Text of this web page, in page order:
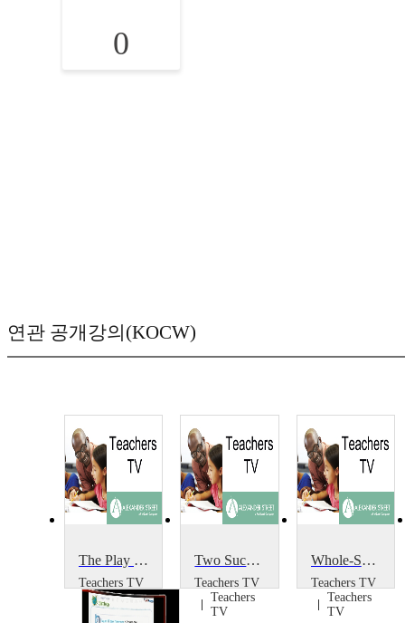
0
연관 공개강의(KOCW)
The Play Project
Teachers TV
Teachers
TV
Two Successful Projects
Teachers TV
Teachers
TV
Whole-School Portrait Project
Teachers TV
Teachers
TV